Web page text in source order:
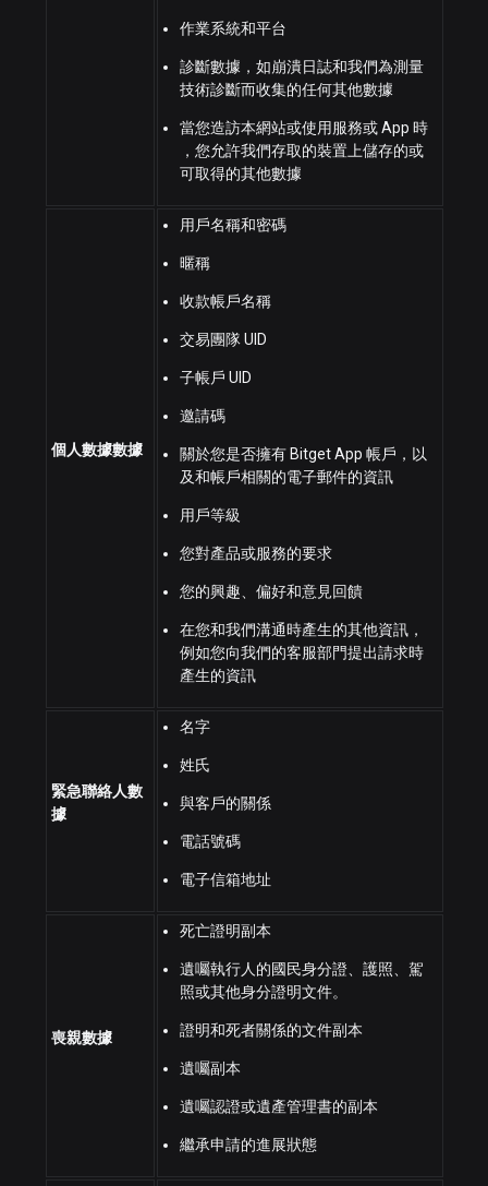
作業系統和平台
診斷數據，如崩潰日誌和我們為測量
技術診斷而收集的任何其他數據
當您造訪本網站或使用服務或 App 時
，您允許我們存取的裝置上儲存的或
可取得的其他數據
個人數據數據
用戶名稱和密碼
暱稱
收款帳戶名稱
交易團隊 UID
子帳戶 UID
邀請碼
關於您是否擁有 Bitget App 帳戶，以
及和帳戶相關的電子郵件的資訊
用戶等級
您對產品或服務的要求
您的興趣、偏好和意見回饋
在您和我們溝通時產生的其他資訊，
例如您向我們的客服部門提出請求時
產生的資訊
緊急聯絡人數
據
名字
姓氏
與客戶的關係
電話號碼
電子信箱地址
喪親數據
死亡證明副本
遺囑執行人的國民身分證、護照、駕
照或其他身分證明文件。
證明和死者關係的文件副本
遺囑副本
遺囑認證或遺產管理書的副本
繼承申請的進展狀態